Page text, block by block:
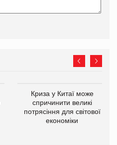
Криза у Китаї може
спричинити великі
потрясіння для світової
економіки